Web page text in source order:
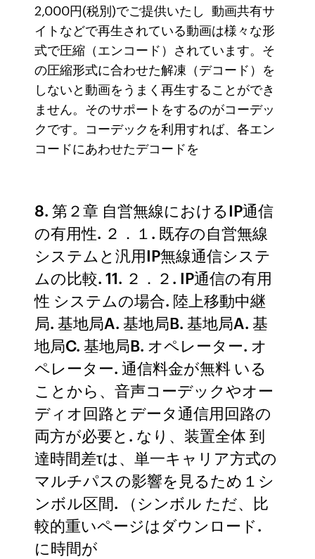
2,000円(税別)でご提供いたし 動画共有サ
イトなどで再生されている動画は様々な形
式で圧縮（エンコード）されています。そ
の圧縮形式に合わせた解凍（デコード）を
しないと動画をうまく再生することができ
ません。そのサポートをするのがコーデッ
クです。コーデックを利用すれば、各エン
コードにあわせたデコードを
8. 第２章 自営無線におけるIP通信
の有用性. ２．１. 既存の自営無線
システムと汎用IP無線通信システ
ムの比較. 11. ２．２. IP通信の有用
性 システムの場合. 陸上移動中継
局. 基地局A. 基地局B. 基地局A. 基
地局C. 基地局B. オペレーター. オ
ペレーター. 通信料金が無料 いる
ことから、音声コーデックやオー
ディオ回路とデータ通信用回路の
両方が必要と. なり、装置全体 到
達時間差τは、単一キャリア方式の
マルチパスの影響を見るため１シ
ンボル区間. （シンボル ただ、比
較的重いページはダウンロード.
に時間が